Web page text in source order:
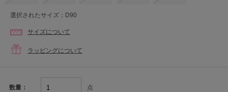
選択されたサイズ：D90
サイズについて
ラッピングについて
数量： 点